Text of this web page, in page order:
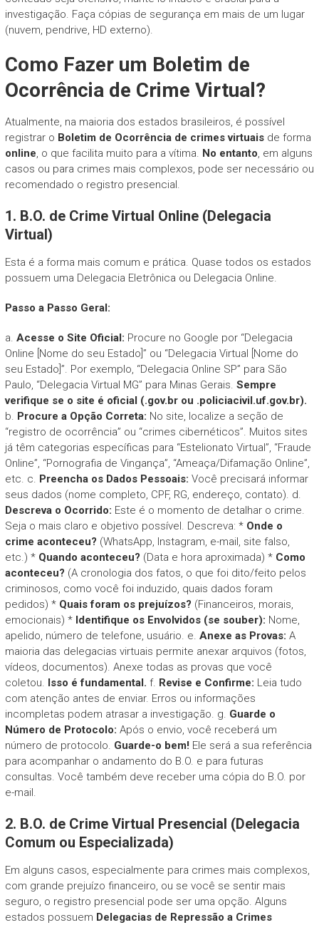
investigação. Faça cópias de segurança em mais de um lugar
(nuvem, pendrive, HD externo).
Como Fazer um Boletim de
Ocorrência de Crime Virtual?
Atualmente, na maioria dos estados brasileiros, é possível
registrar o Boletim de Ocorrência de crimes virtuaisde forma
online, o que facilita muito para a vítima. No entanto, em alguns
casos ou para crimes mais complexos, pode ser necessário ou
recomendado o registro presencial.
1. B.O. de Crime Virtual Online (Delegacia
Virtual)
Esta é a forma mais comum e prática. Quase todos os estados
possuem uma Delegacia Eletrônica ou Delegacia Online.
Passo a Passo Geral:
a. Acesse o Site Oficial: Procure no Google por “Delegacia
Online [Nome do seu Estado]” ou “Delegacia Virtual [Nome do
seu Estado]”. Por exemplo, “Delegacia Online SP” para São
Paulo, “Delegacia Virtual MG” para Minas Gerais. Sempre
verifique se o site é oficial (.gov.br ou .policiacivil.uf.gov.br).
b. Procure a Opção Correta: No site, localize a seção de
“registro de ocorrência” ou “crimes cibernéticos”. Muitos sites
já têm categorias específicas para “Estelionato Virtual”, “Fraude
Online”, “Pornografia de Vingança”, “Ameaça/Difamação Online”,
etc. c. Preencha os Dados Pessoais: Você precisará informar
seus dados (nome completo, CPF, RG, endereço, contato). d.
Descreva o Ocorrido: Este é o momento de detalhar o crime.
Seja o mais claro e objetivo possível. Descreva: * Onde o
crime aconteceu? (WhatsApp, Instagram, e-mail, site falso,
etc.) * Quando aconteceu? (Data e hora aproximada) * Como
aconteceu? (A cronologia dos fatos, o que foi dito/feito pelos
criminosos, como você foi induzido, quais dados foram
pedidos) * Quais foram os prejuízos? (Financeiros, morais,
emocionais) * Identifique os Envolvidos (se souber): Nome,
apelido, número de telefone, usuário. e. Anexe as Provas: A
maioria das delegacias virtuais permite anexar arquivos (fotos,
vídeos, documentos). Anexe todas as provas que você
coletou. Isso é fundamental. f. Revise e Confirme: Leia tudo
com atenção antes de enviar. Erros ou informações
incompletas podem atrasar a investigação. g. Guarde o
Número de Protocolo: Após o envio, você receberá um
número de protocolo. Guarde-o bem! Ele será a sua referência
para acompanhar o andamento do B.O. e para futuras
consultas. Você também deve receber uma cópia do B.O. por
e-mail.
2. B.O. de Crime Virtual Presencial (Delegacia
Comum ou Especializada)
Em alguns casos, especialmente para crimes mais complexos,
com grande prejuízo financeiro, ou se você se sentir mais
seguro, o registro presencial pode ser uma opção. Alguns
estados possuem Delegacias de Repressão a Crimes